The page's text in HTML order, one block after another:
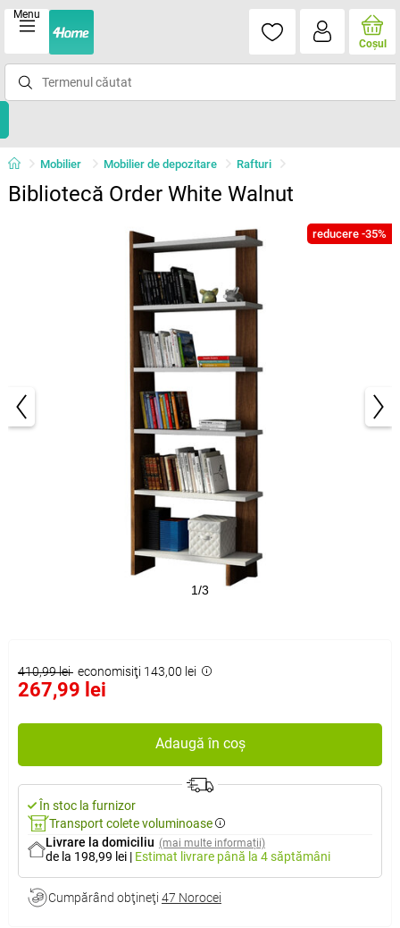
Menu
Coşul
Mobilier Mobilier de depozitare Rafturi
Bibliotecă Order White Walnut
reducere -35%
1/3
410,99 lei economisiţi 143,00 lei
267,99 lei
Adaugă în coș
În stoc la furnizor
Transport colete voluminoase
Livrare la domiciliu (mai multe informații)
de la 198,99 lei | Estimat livrare până la 4 săptămâni
Cumpărând obţineţi 47 Norocei